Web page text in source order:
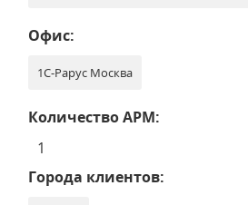
Офис:
1С-Рарус Москва
Количество АРМ:
1
Города клиентов: